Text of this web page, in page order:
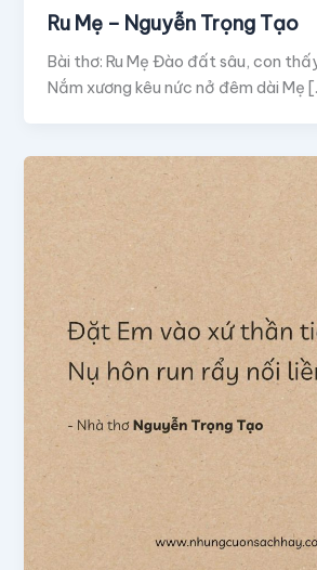
Ru Mẹ – Nguyễn Trọng Tạo
Bài thơ: Ru Mẹ Đào đất sâu, con
Nắm xương kêu nức nở đêm dài Mẹ